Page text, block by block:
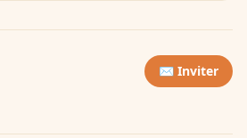
✉️ Inviter